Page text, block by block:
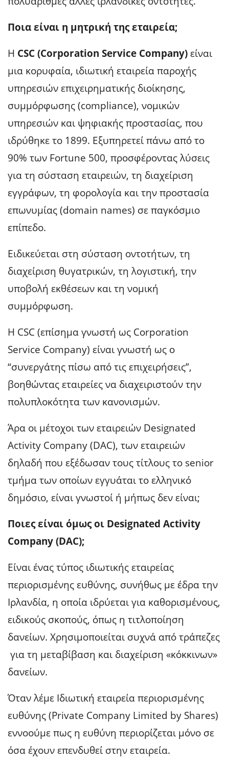
Ποια είναι η μητρική της εταιρεία;
Η CSC (Corporation Service Company)είναι
μια κορυφαία, ιδιωτική εταιρεία παροχής
υπηρεσιών επιχειρηματικής διοίκησης,
συμμόρφωσης (compliance), νομικών
υπηρεσιών και ψηφιακής προστασίας, που
ιδρύθηκε το 1899. Εξυπηρετεί πάνω από το
90% των Fortune 500, προσφέροντας λύσεις
για τη σύσταση εταιρειών, τη διαχείριση
εγγράφων, τη φορολογία και την προστασία
επωνυμίας (domain names) σε παγκόσμιο
επίπεδο.
Ειδικεύεται στη σύσταση οντοτήτων, τη
διαχείριση θυγατρικών, τη λογιστική, την
υποβολή εκθέσεων και τη νομική
συμμόρφωση.
Η CSC (επίσημα γνωστή ως Corporation
Service Company) είναι γνωστή ως ο
“συνεργάτης πίσω από τις επιχειρήσεις”,
βοηθώντας εταιρείες να διαχειριστούν την
πολυπλοκότητα των κανονισμών.
Άρα οι μέτοχοι των εταιρειών Designated
Activity Company (DAC), των εταιρειών
δηλαδή που εξέδωσαν τους τίτλους το senior
τμήμα των οποίων εγγυάται το ελληνικό
δημόσιο, είναι γνωστοί ή μήπως δεν είναι;
Ποιες είναι όμως οι Designated Activity
Company (DAC);
Είναι ένας τύπος ιδιωτικής εταιρείας
περιορισμένης ευθύνης, συνήθως με έδρα την
Ιρλανδία, η οποία ιδρύεται για καθορισμένους,
ειδικούς σκοπούς, όπως η τιτλοποίηση
δανείων. Χρησιμοποιείται συχνά από τράπεζες
για τη μεταβίβαση και διαχείριση «κόκκινων»
δανείων.
Όταν λέμε Ιδιωτική εταιρεία περιορισμένης
ευθύνης (Private Company Limited by Shares)
εννοούμε πως η ευθύνη περιορίζεται μόνο σε
όσα έχουν επενδυθεί στην εταιρεία.